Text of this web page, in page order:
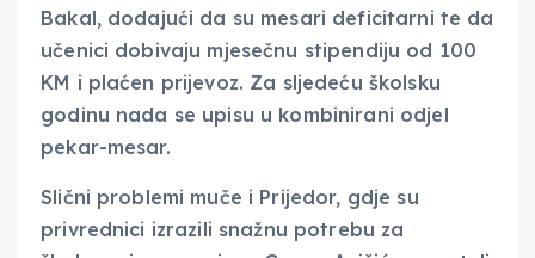
Bakal, dodajući da su mesari deficitarni te da
učenici dobivaju mjesečnu stipendiju od 100
KM i plaćen prijevoz. Za sljedeću školsku
godinu nada se upisu u kombinirani odjel
pekar-mesar.
Slični problemi muče i Prijedor, gdje su
privrednici izrazili snažnu potrebu za